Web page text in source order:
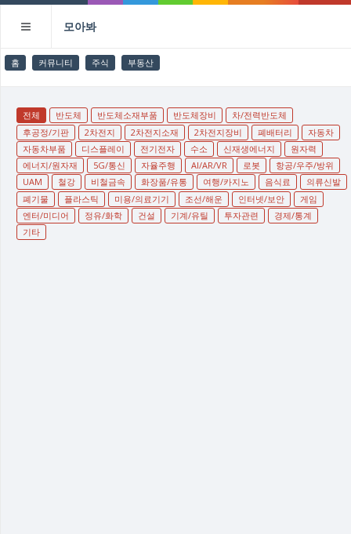
모아봐
홈 커뮤니티 주식 부동산
전체 반도체 반도체소재부품 반도체장비
차/전력반도체
후공정/기판
2차전지 2차전지소재 2차전지장비 폐배터리
자동차
자동차부품
디스플레이 전기전자 수소 신재생에너지
원자력
에너지/원자재
5G/통신 자율주행 AI/AR/VR 로봇
항공/우주/방위
UAM
철강 비철금속 화장품/유통 여행/카지노 음식료
의류신발
폐기물
플라스틱 미용/의료기기 조선/해운 인터넷/보안
게임
엔터/미디어
정유/화학 건설 기계/유틸 투자관련
경제/통계
기타